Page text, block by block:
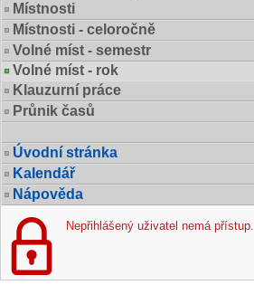
Místnosti
Místnosti - celoročně
Volné míst - semestr
Volné míst - rok
Klauzurní práce
Průnik časů
Úvodní stránka
Kalendář
Nápověda
Nepřihlášený uživatel nemá přístup.